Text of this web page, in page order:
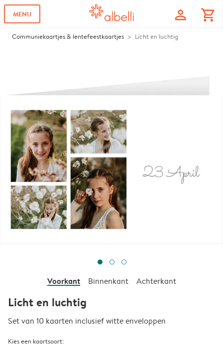
MENU profile shopping_cart
Communiekaartjes & lentefeestkaartjes Licht en luchtig
Voorkant Binnenkant Achterkant
Licht en luchtig
Set van 10 kaarten inclusief witte enveloppen
Kies een kaartsoort: